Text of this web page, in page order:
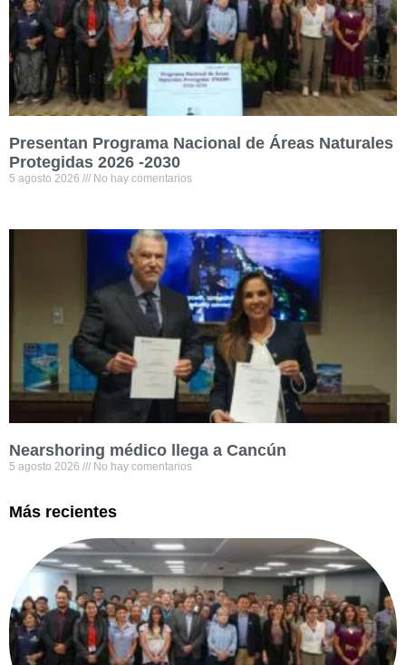
Presentan Programa Nacional de Áreas Naturales
Protegidas 2026 -2030
5 agosto 2026 No hay comentarios
Nearshoring médico llega a Cancún
5 agosto 2026 No hay comentarios
Más recientes